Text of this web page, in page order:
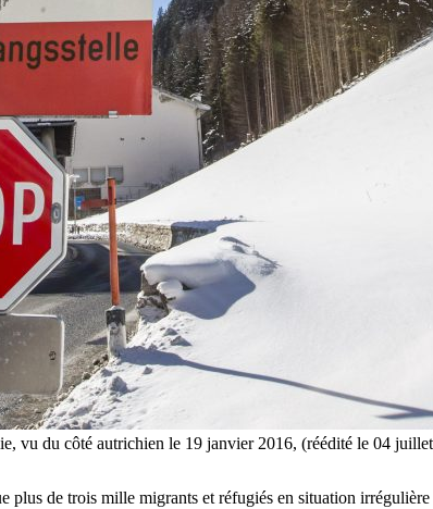
vu du côté autrichien le 19 janvier 2016, (réédité le 04
de trois mille migrants et réfugiés en situation irrégulière